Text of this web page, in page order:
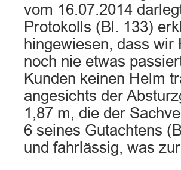
vom 16.07.2014
Protokolls (Bl. 133)
hingewiesen, dass
noch nie etwas
Kunden keinen Helm
angesichts der
1,87 m, die der
6 seines Gutachtens
und fahrlässig, was